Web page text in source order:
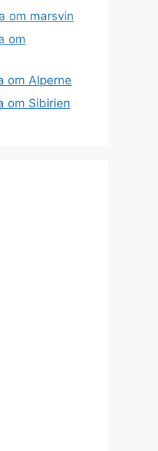
om marsvin
om
om Alperne
om Sibirien